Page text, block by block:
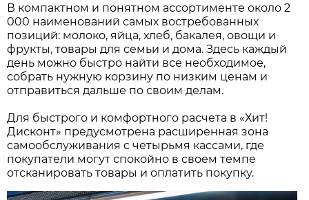
В компактном и понятном ассортименте около 2
000 наименований самых востребованных
позиций: молоко, яйца, хлеб, бакалея, овощи и
фрукты, товары для семьи и дома. Здесь каждый
день можно быстро найти все необходимое,
собрать нужную корзину по низким ценам и
отправиться дальше по своим делам.
Для быстрого и комфортного расчета в «Хит!
Дисконт» предусмотрена расширенная зона
самообслуживания с четырьмя кассами, где
покупатели могут спокойно в своем темпе
отсканировать товары и оплатить покупку.